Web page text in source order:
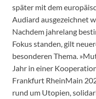
später mit dem
Audiard ausgezeichnet
Nachdem jahrelang
Fokus standen, gilt
besonderen Thema.
Jahr in einer
Frankfurt RheinMain
rund um Utopien,